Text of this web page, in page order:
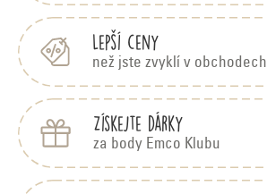
Lepší ceny
než jste zvyklí v obchodech
Získejte dárky
za body Emco Klubu